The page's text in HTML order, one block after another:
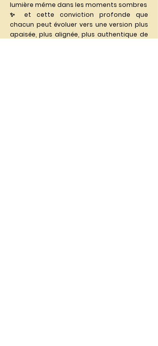
lumière même dans les moments sombres
✨ et cette conviction profonde que
chacun peut évoluer vers une version plus
apaisée, plus alignée, plus authentique de